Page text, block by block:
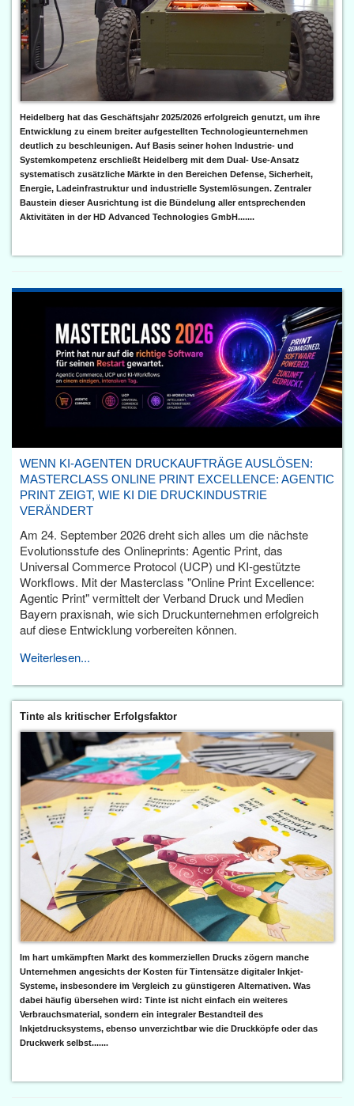
Heidelberg hat das Geschäftsjahr 2025/2026 erfolgreich genutzt, um ihre
Entwicklung zu einem breiter aufgestellten Technologieunternehmen
deutlich zu beschleunigen. Auf Basis seiner hohen Industrie- und
Systemkompetenz erschließt Heidelberg mit dem Dual- Use-Ansatz
systematisch zusätzliche Märkte in den Bereichen Defense, Sicherheit,
Energie, Ladeinfrastruktur und industrielle Systemlösungen. Zentraler
Baustein dieser Ausrichtung ist die Bündelung aller entsprechenden
Aktivitäten in der HD Advanced Technologies GmbH.......
WENN KI-AGENTEN DRUCKAUFTRÄGE AUSLÖSEN:
MASTERCLASS ONLINE PRINT EXCELLENCE: AGENTIC
PRINT ZEIGT, WIE KI DIE DRUCKINDUSTRIE
VERÄNDERT
Am 24. September 2026 dreht sich alles um die nächste
Evolutionsstufe des Onlineprints: Agentic Print, das
Universal Commerce Protocol (UCP) und KI-gestützte
Workflows. Mit der Masterclass "Online Print Excellence:
Agentic Print" vermittelt der Verband Druck und Medien
Bayern praxisnah, wie sich Druckunternehmen erfolgreich
auf diese Entwicklung vorbereiten können.
Weiterlesen...
Tinte als kritischer Erfolgsfaktor
Im hart umkämpften Markt des kommerziellen Drucks zögern manche
Unternehmen angesichts der Kosten für Tintensätze digitaler Inkjet-
Systeme, insbesondere im Vergleich zu günstigeren Alternativen. Was
dabei häufig übersehen wird: Tinte ist nicht einfach ein weiteres
Verbrauchsmaterial, sondern ein integraler Bestandteil des
Inkjetdrucksystems, ebenso unverzichtbar wie die Druckköpfe oder das
Druckwerk selbst.......